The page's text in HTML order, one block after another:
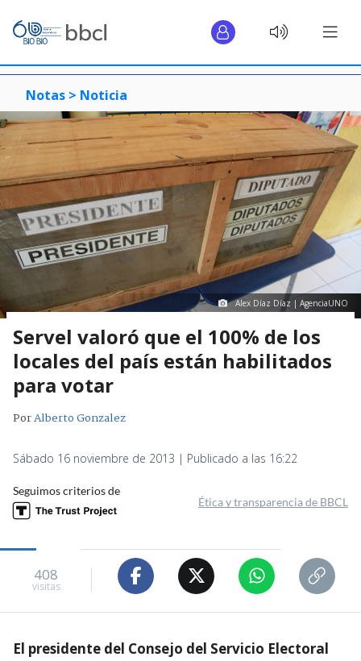
Notas > Noticia
Alex Díaz Díaz | AgenciaUNO
Servel valoró que el 100% de los
locales del país están habilitados
para votar
PorAlberto Gonzalez
Sábado 16 noviembre de 2013 | Publicado a las 16:22
Seguimos criterios de
Ética y transparencia de BBCL
408
visitas
El presidente del Consejo del Servicio Electoral